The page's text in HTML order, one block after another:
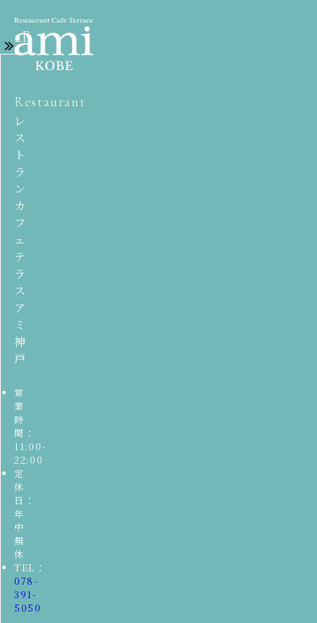
2F
Restaurant
レ
ス
ト
ラ
ン
カ
フ
ェ
テ
ラ
ス
ア
ミ
神
戸
営
業
時
間：
11:00-
22:00
定
休
日：
年
中
無
休
TEL：
078-
391-
5050